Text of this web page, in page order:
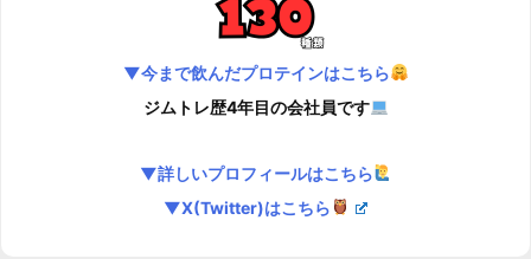
▼今まで飲んだプロテインはこちら
ジムトレ歴4年目の会社員です
▼詳しいプロフィールはこちら
▼X(Twitter)はこちら